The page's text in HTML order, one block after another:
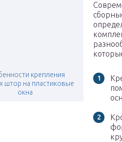
крепления
штор на пластиковые
окна